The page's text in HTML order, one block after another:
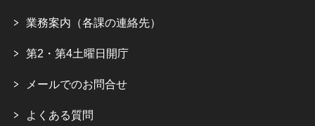
業務案内（各課の連絡先）
第2・第4土曜日開庁
メールでのお問合せ
よくある質問